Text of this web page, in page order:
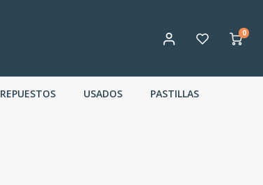
0
REPUESTOS USADOS PASTILLAS